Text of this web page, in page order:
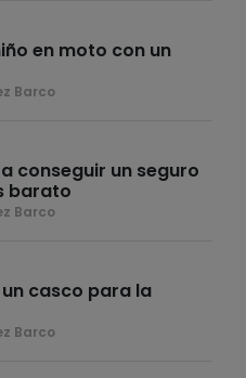
en moto con un
Barco
conseguir un seguro
barato
Barco
casco para la
Barco